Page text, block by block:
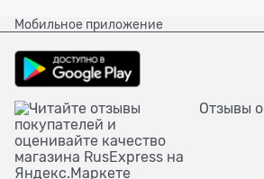
Мобильное приложение
Отзывы